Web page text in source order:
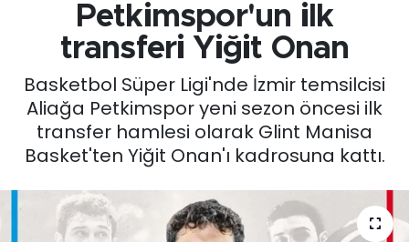
Petkimspor'un ilk
transferi Yiğit Onan
Basketbol Süper Ligi'nde İzmir temsilcisi
Aliağa Petkimspor yeni sezon öncesi ilk
transfer hamlesi olarak Glint Manisa
Basket'ten Yiğit Onan'ı kadrosuna kattı.
EGE
EĞİTİM
EKONOMİ
GÜNCEL
Süper Lig Puan Durumu ve Fikstür
Tüm Manşetler
Son Dakika Haberleri